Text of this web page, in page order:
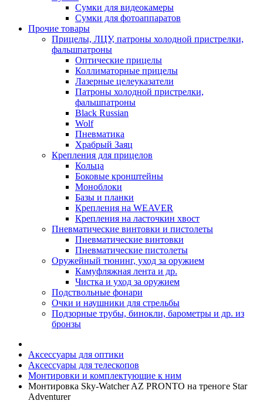
Сумки для видеокамеры
Сумки для фотоаппаратов
Прочие товары
Прицелы, ЛЦУ, патроны холодной пристрелки,
фальшпатроны
Оптические прицелы
Коллиматорные прицелы
Лазерные целеуказатели
Патроны холодной пристрелки,
фальшпатроны
Black Russian
Wolf
Пневматика
Храбрый Заяц
Крепления для прицелов
Кольца
Боковые кронштейны
Моноблоки
Базы и планки
Крепления на WEAVER
Крепления на ласточкин хвост
Пневматические винтовки и пистолеты
Пневматические винтовки
Пневматические пистолеты
Оружейный тюнинг, уход за оружием
Камуфляжная лента и др.
Чистка и уход за оружием
Подствольные фонари
Очки и наушники для стрельбы
Подзорные трубы, бинокли, барометры и др. из
бронзы
Аксессуары для оптики
Аксессуары для телескопов
Монтировки и комплектующие к ним
Монтировка Sky-Watcher AZ PRONTO на треноге Star
Adventurer